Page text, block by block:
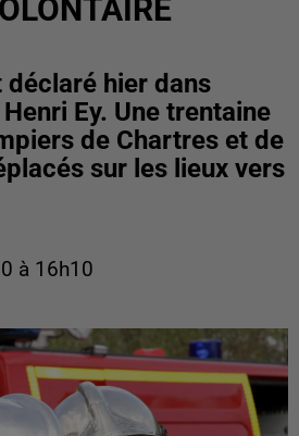
déclaré hier dans
Ey. Une trentaine
de Chartres et de
sur les lieux vers
à 16h10